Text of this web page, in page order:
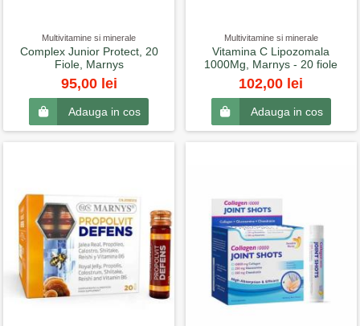
Multivitamine si minerale
Complex Junior Protect, 20
Fiole, Marnys
95,00 lei
Adauga in cos
Multivitamine si minerale
Vitamina C Lipozomala
1000Mg, Marnys - 20 fiole
102,00 lei
Adauga in cos